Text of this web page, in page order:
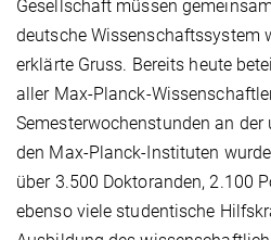
Gesellschaft müssen
deutsche Wissenschaftssystem
erklärte Gruss. Bereits heute
aller Max-Planck-
Semesterwochenstunden an der
den Max-Planck-Instituten
über 3.500 Doktoranden, 2.100
ebenso viele studentische